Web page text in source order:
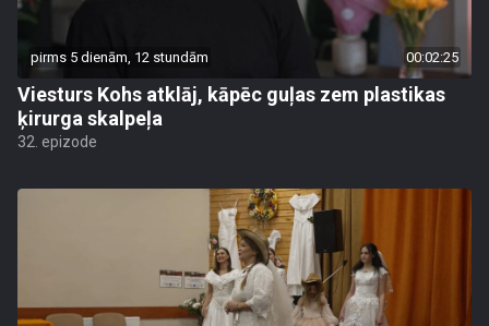
pirms 5 dienām, 12 stundām 00:02:25
Viesturs Kohs atklāj, kāpēc guļas zem plastikas
ķirurga skalpeļa
32. epizode